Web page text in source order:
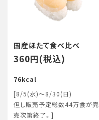
国産ほたて食べ比べ
360円(税込)
76kcal
[8/5(水)～8/30(日)
但し販売予定総数44万食が完
売次第終了。]